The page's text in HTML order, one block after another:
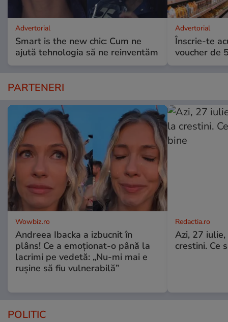
Advertorial
Smart is the new chic: Cum ne
ajută tehnologia să ne reinventăm
Advertorial
Înscrie-te
voucher de
PARTENERI
Wowbiz.ro
Andreea Ibacka a izbucnit în
plâns! Ce a emoționat-o până la
lacrimi pe vedetă: „Nu-mi mai e
rușine să fiu vulnerabilă”
Redactia.ro
Azi, 27
crestini. Ce
POLITIC